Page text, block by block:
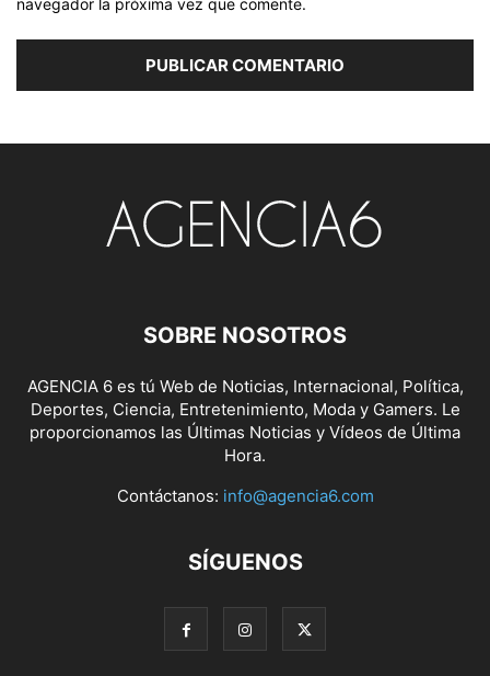
navegador la próxima vez que comente.
SOBRE NOSOTROS
AGENCIA 6 es tú Web de Noticias, Internacional, Política,
Deportes, Ciencia, Entretenimiento, Moda y Gamers. Le
proporcionamos las Últimas Noticias y Vídeos de Última
Hora.
Contáctanos: info@agencia6.com
SÍGUENOS